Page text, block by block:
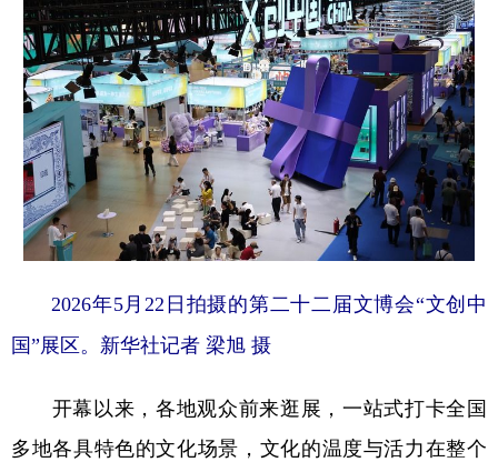
2026年5月22日拍摄的第二十二届文博会“文创中
国”展区。新华社记者 梁旭 摄
开幕以来，各地观众前来逛展，一站式打卡全国
多地各具特色的文化场景，文化的温度与活力在整个